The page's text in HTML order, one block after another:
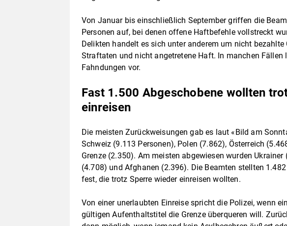
Von Januar bis einschließlich September griffen die
Personen auf, bei denen offene Haftbefehle vollstreckt
Delikten handelt es sich unter anderem um nicht bezahlte
Straftaten und nicht angetretene Haft. In manchen Fällen
Fahndungen vor.
Fast 1.500 Abgeschobene wollten
einreisen
Die meisten Zurückweisungen gab es laut «Bild am
Schweiz (9.113 Personen), Polen (7.862), Österreich
Grenze (2.350). Am meisten abgewiesen wurden Ukrainer
(4.708) und Afghanen (2.396). Die Beamten stellten
fest, die trotz Sperre wieder einreisen wollten.
Von einer unerlaubten Einreise spricht die Polizei, wenn
gültigen Aufenthaltstitel die Grenze überqueren will.